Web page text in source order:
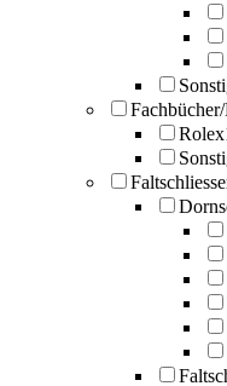
Rolex